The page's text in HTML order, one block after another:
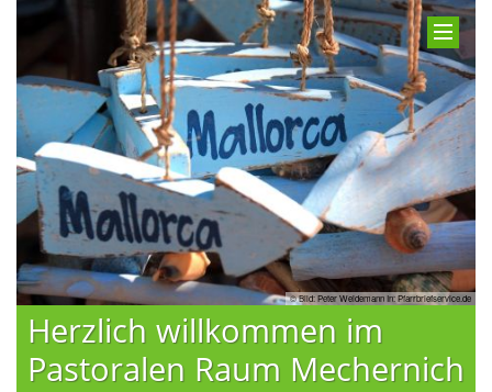
© Bild: Peter Weidemann In: Pfarrbriefservice.de
Herzlich willkommen im
Pastoralen Raum Mechernich